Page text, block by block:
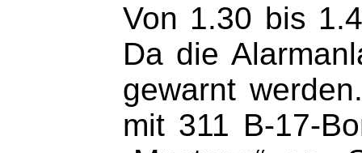
Von 1.30 bis
Da die
gewarnt
mit 311 B-17-